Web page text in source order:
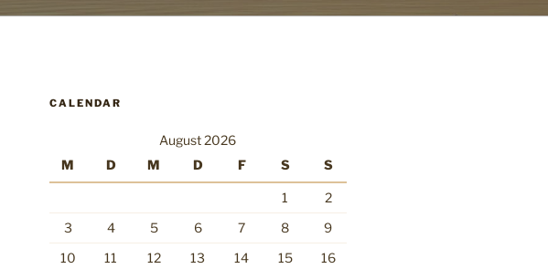
CALENDAR
August 2026
M
D M D F S S
1
2
3
4 5 6 7 8
9
10
11 12 13 14 15
16